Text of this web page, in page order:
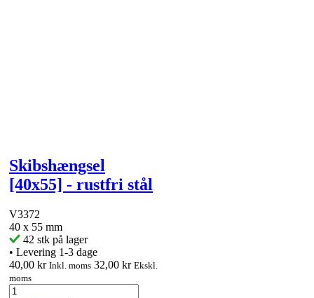
Skibshængsel
[40x55] - rustfri stål
V3372
40 x 55 mm
42 stk på lager
• Levering 1-3 dage
40,00 kr Inkl. moms 32,00 kr Ekskl.
moms